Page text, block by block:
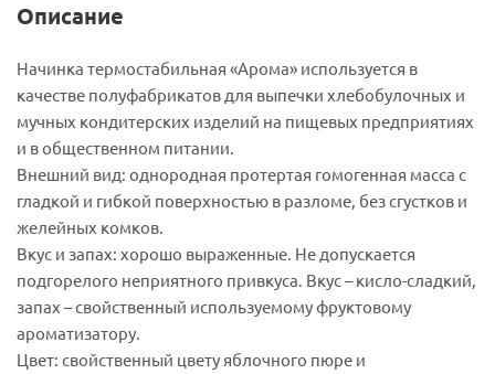
Описание
Начинка термостабильная «Арома» используется в
качестве полуфабрикатов для выпечки хлебобулочных и
мучных кондитерских изделий на пищевых предприятиях
и в общественном питании.
Внешний вид: однородная протертая гомогенная масса с
гладкой и гибкой поверхностью в разломе, без сгустков и
желейных комков.
Вкус и запах: хорошо выраженные. Не допускается
подгорелого неприятного привкуса. Вкус – кисло-сладкий,
запах – свойственный используемому фруктовому
ароматизатору.
Цвет: свойственный цвету яблочного пюре и